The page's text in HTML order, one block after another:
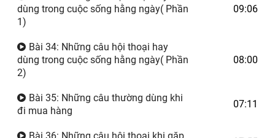
dùng trong cuộc sống hằng ngày( Phần
1)
09:06
Bài 34: Những câu hội thoại hay
dùng trong cuộc sống hằng ngày( Phần
2)
08:00
Bài 35: Những câu thường dùng khi
đi mua hàng
07:11